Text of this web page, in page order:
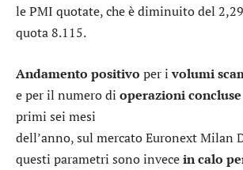
le PMI quotate, che è diminuito del
quota 8.115.
Andamento positivo per ivolumi
e per il numero di operazioni concluse
primi sei mesi
dell’anno, sul mercato Euronext Milan
questi parametri sono invecein calo